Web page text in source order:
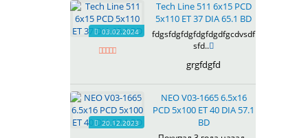
634
635
641
642
03.02.2024
Tech Line 511 6x15 PCD
5x110 ET 37 DIA 65.1 BD
fdgsfdgfdgfdgfdgdfgcdvsdf
sfd..
grgfdgfd
20.12.2023
NEO V03-1665 6.5x16
PCD 5x100 ET 40 DIA 57.1
BD